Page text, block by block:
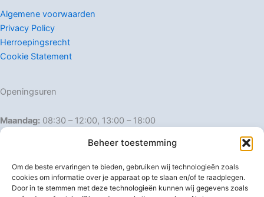
Beheer toestemming
Om de beste ervaringen te bieden, gebruiken wij technologieën zoals
cookies om informatie over je apparaat op te slaan en/of te raadplegen.
Door in te stemmen met deze technologieën kunnen wij gegevens zoals
Algemene voorwaarden
Privacy Policy
Herroepingsrecht
Cookie Statement
Openingsuren
Maandag: 08:30 – 12:00, 13:00 – 18:00
Dinsdag:
08:30 – 12:00, 13:00 – 18:00
Donderdag: 08:30 – 12:00, 13:00 – 18:00
Vrijdag: 08:30 – 12:00, 13:00 – 18:00
Zaterdag: 08:30 – 16:00